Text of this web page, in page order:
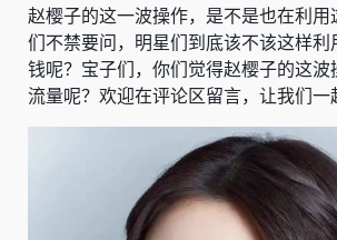
赵樱子的这一波操作，是不是也在利
们不禁要问，明星们到底该不该这样
钱呢？宝子们，你们觉得赵樱子的这波
流量呢？欢迎在评论区留言，让我们一